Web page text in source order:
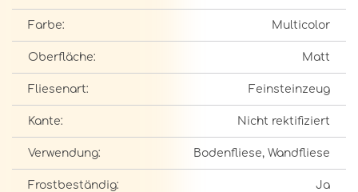
Farbe: Multicolor
Oberfläche: Matt
Fliesenart: Feinsteinzeug
Kante: Nicht rektifiziert
Verwendung: Bodenfliese, Wandfliese
Frostbeständig: Ja